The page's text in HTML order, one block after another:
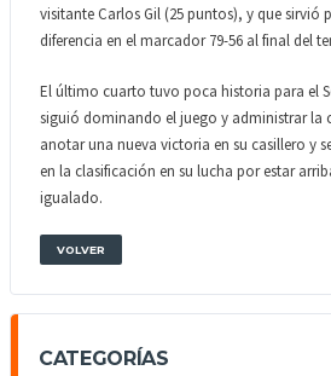
visitante Carlos Gil (25 puntos), y que sirvió
diferencia en el marcador 79-56 al final del
El último cuarto tuvo poca historia para el
siguió dominando el juego y administrar la
anotar una nueva victoria en su casillero y
en la clasificación en su lucha por estar
igualado.
VOLVER
CATEGORÍAS